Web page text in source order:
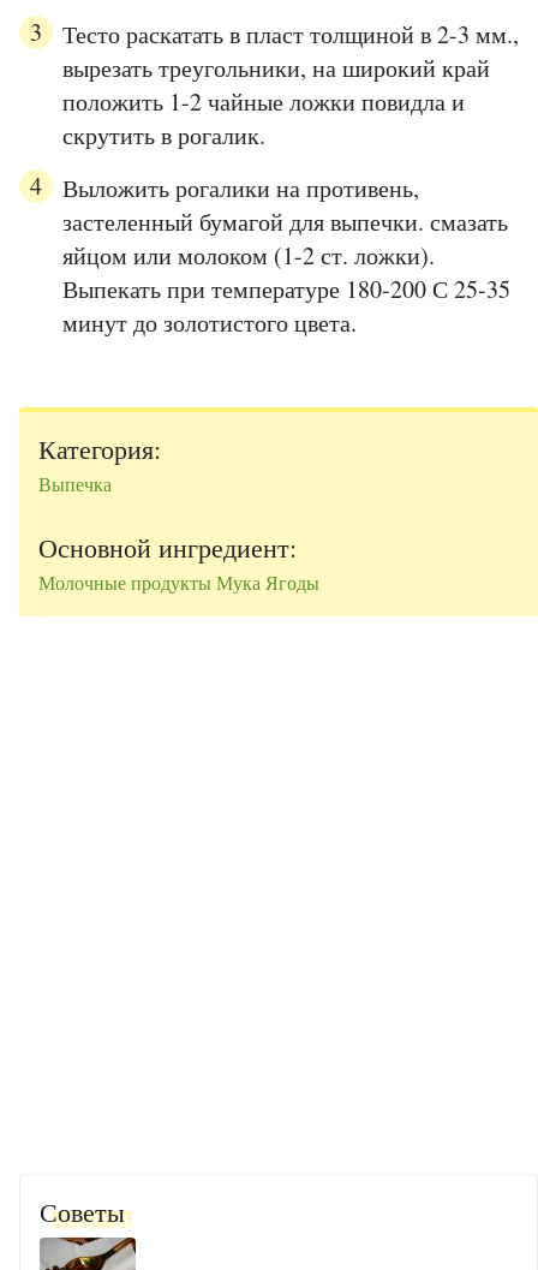
Тесто раскатать в пласт толщиной в 2-3 мм.,
вырезать треугольники, на широкий край
положить 1-2 чайные ложки повидла и
скрутить в рогалик.
Выложить рогалики на противень,
застеленный бумагой для выпечки. смазать
яйцом или молоком (1-2 ст. ложки).
Выпекать при температуре 180-200 С 25-35
минут до золотистого цвета.
Категория:
Выпечка
Основной ингредиент:
Молочные продуктыМукаЯгоды
Советы